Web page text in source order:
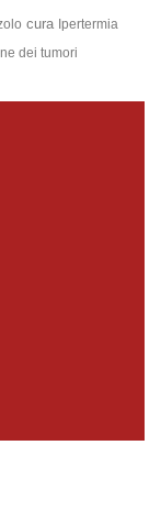
cura Ipertermia
dei tumori